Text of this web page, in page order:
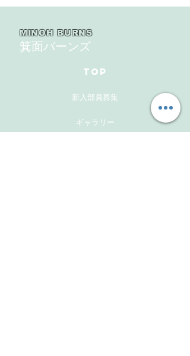
MINOH BURNS
箕面バーンズ
TOP
新入部員募集
ギャラリー